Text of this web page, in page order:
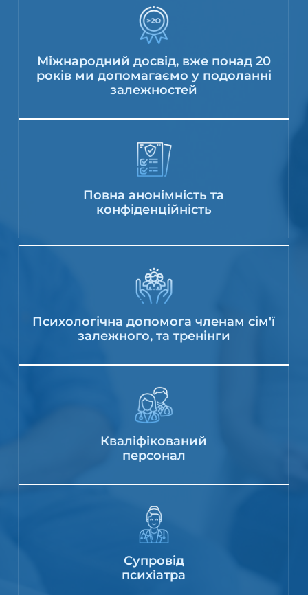
Міжнародний досвід, вже понад 20
років ми допомагаємо у подоланні
залежностей
Повна анонімність та
конфіденційність
Психологічна допомога членам сім'ї
залежного, та тренінги
Кваліфікований
персонал
Супровід
психіатра